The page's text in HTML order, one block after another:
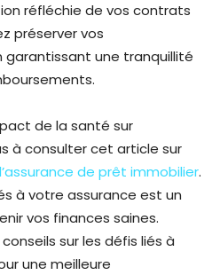
réfléchie de vos contrats
préserver vos
une tranquillité
de la santé sur
à consulter cet article sur
de prêt immobilier.
à votre assurance est un
vos finances saines.
sur les défis liés à
une meilleure